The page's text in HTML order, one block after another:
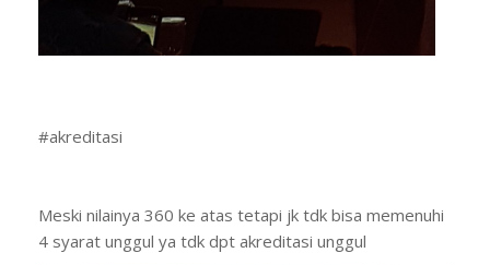
#akreditasi
Meski nilainya 360 ke atas tetapi jk tdk bisa memenuhi
4 syarat unggul ya tdk dpt akreditasi unggul